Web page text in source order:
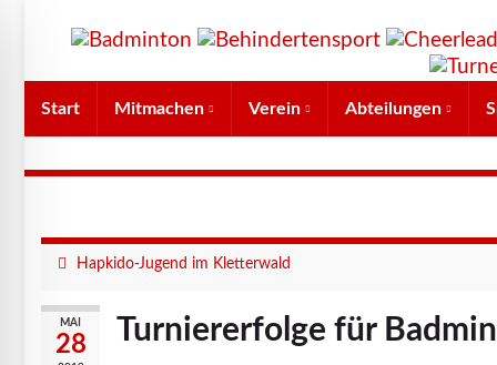
Start Mitmachen Verein Abteilungen
Hapkido-Jugend im Kletterwald
MAI
28 Turniererfolge für